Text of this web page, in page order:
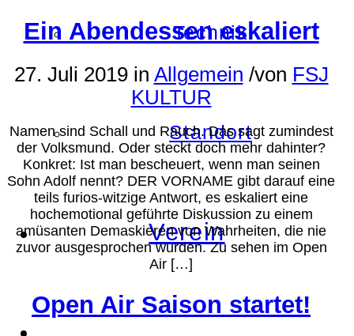
Technik
Standort
Verein
Ein Abendessen eskaliert
27. Juli 2019 in Allgemein /von FSJ
KULTUR
Namen sind Schall und Rauch. Das sagt zumindest
der Volksmund. Oder steckt doch mehr dahinter?
Konkret: Ist man bescheuert, wenn man seinen
Sohn Adolf nennt? DER VORNAME gibt darauf eine
teils furios-witzige Antwort, es eskaliert eine
hochemotional geführte Diskussion zu einem
amüsanten Demaskieren von Wahrheiten, die nie
zuvor ausgesprochen wurden. Zu sehen im Open
Air […]
Open Air Saison startet!